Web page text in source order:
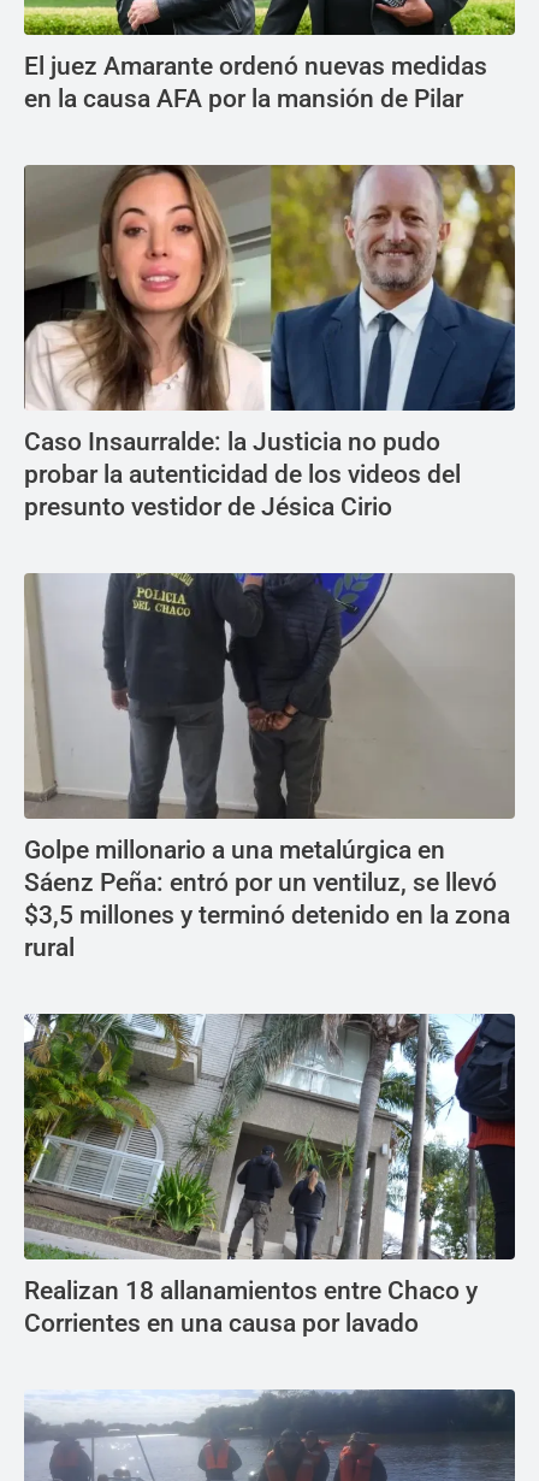
El juez Amarante ordenó nuevas medidas
en la causa AFA por la mansión de Pilar
Caso Insaurralde: la Justicia no pudo
probar la autenticidad de los videos del
presunto vestidor de Jésica Cirio
Golpe millonario a una metalúrgica en
Sáenz Peña: entró por un ventiluz, se llevó
$3,5 millones y terminó detenido en la zona
rural
Realizan 18 allanamientos entre Chaco y
Corrientes en una causa por lavado